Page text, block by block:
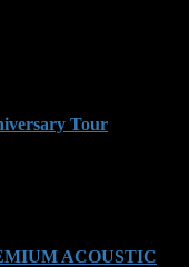
Tour
ACOUSTIC